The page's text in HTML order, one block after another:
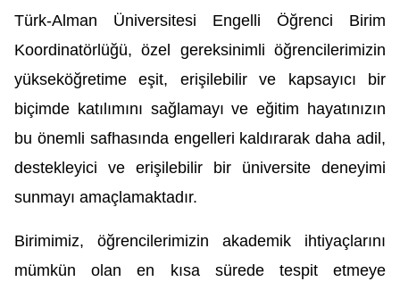
Türk-Alman Üniversitesi Engelli Öğrenci Birim
Koordinatörlüğü, özel gereksinimli öğrencilerimizin
yükseköğretime eşit, erişilebilir ve kapsayıcı bir
biçimde katılımını sağlamayı ve eğitim hayatınızın
bu önemli safhasında engelleri kaldırarak daha adil,
destekleyici ve erişilebilir bir üniversite deneyimi
sunmayı amaçlamaktadır.
Birimimiz, öğrencilerimizin akademik ihtiyaçlarını
mümkün olan en kısa sürede tespit etmeye